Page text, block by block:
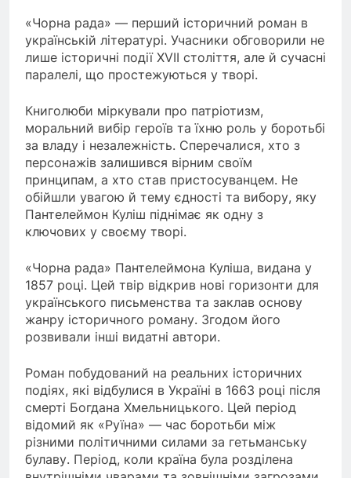
«Чорна рада» — перший історичний роман в
українській літературі. Учасники обговорили не
лише історичні події XVII століття, але й сучасні
паралелі, що простежуються у творі.
Книголюби міркували про патріотизм,
моральний вибір героїв та їхню роль у боротьбі
за владу і незалежність. Сперечалися, хто з
персонажів залишився вірним своїм
принципам, а хто став пристосуванцем. Не
обійшли увагою й тему єдності та вибору, яку
Пантелеймон Куліш піднімає як одну з
ключових у своєму творі.
«Чорна рада» Пантелеймона Куліша, видана у
1857 році. Цей твір відкрив нові горизонти для
українського письменства та заклав основу
жанру історичного роману. Згодом його
розвивали інші видатні автори.
Роман побудований на реальних історичних
подіях, які відбулися в Україні в 1663 році після
смерті Богдана Хмельницького. Цей період
відомий як «Руїна» — час боротьби між
різними політичними силами за гетьманську
булаву. Період, коли країна була розділена